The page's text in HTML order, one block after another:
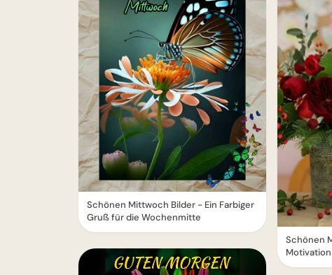
Schönen Mittwoch Bilder - Ein Farbiger
Gruß für die Wochenmitte
Schönen